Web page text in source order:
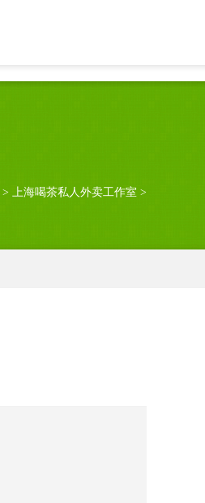
> 上海喝茶私人外卖工作室 >